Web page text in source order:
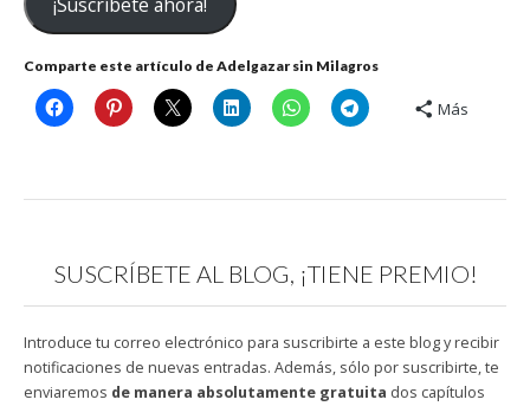
electrónico
Comparte este artículo de Adelgazar sin Milagros
Más
SUSCRÍBETE AL BLOG, ¡TIENE PREMIO!
Introduce tu correo electrónico para suscribirte a este blog y recibir
notificaciones de nuevas entradas. Además, sólo por suscribirte, te
enviaremos de manera absolutamente gratuita dos capítulos